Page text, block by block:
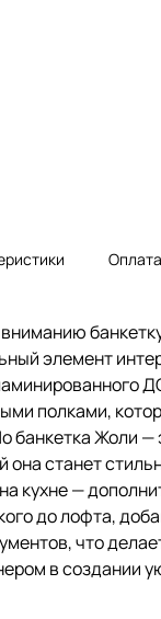
Оплата
элемент
полками,
банкетка Жоли
она станет
кухне —
до лофта,
что
в создании